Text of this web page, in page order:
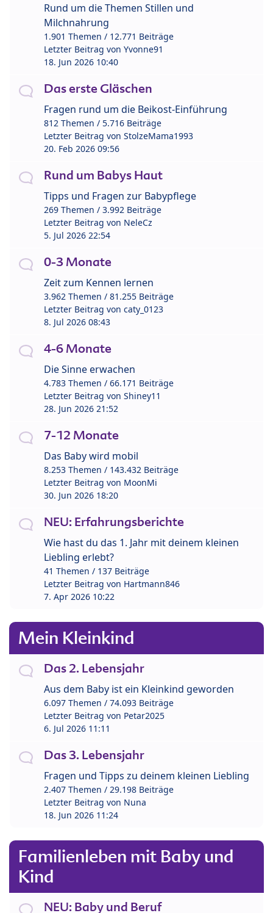
Rund um die Themen Stillen und
Milchnahrung
1.901 Themen / 12.771 Beiträge
Letzter Beitrag von Yvonne91
18. Jun 2026 10:40
Das erste Gläschen
Fragen rund um die Beikost-Einführung
812 Themen / 5.716 Beiträge
Letzter Beitrag von StolzeMama1993
20. Feb 2026 09:56
Rund um Babys Haut
Tipps und Fragen zur Babypflege
269 Themen / 3.992 Beiträge
Letzter Beitrag von NeleCz
5. Jul 2026 22:54
0-3 Monate
Zeit zum Kennen lernen
3.962 Themen / 81.255 Beiträge
Letzter Beitrag von caty_0123
8. Jul 2026 08:43
4-6 Monate
Die Sinne erwachen
4.783 Themen / 66.171 Beiträge
Letzter Beitrag von Shiney11
28. Jun 2026 21:52
7-12 Monate
Das Baby wird mobil
8.253 Themen / 143.432 Beiträge
Letzter Beitrag von MoonMi
30. Jun 2026 18:20
NEU: Erfahrungsberichte
Wie hast du das 1. Jahr mit deinem kleinen
Liebling erlebt?
41 Themen / 137 Beiträge
Letzter Beitrag von Hartmann846
7. Apr 2026 10:22
Mein Kleinkind
Das 2. Lebensjahr
Aus dem Baby ist ein Kleinkind geworden
6.097 Themen / 74.093 Beiträge
Letzter Beitrag von Petar2025
6. Jul 2026 11:11
Das 3. Lebensjahr
Fragen und Tipps zu deinem kleinen Liebling
2.407 Themen / 29.198 Beiträge
Letzter Beitrag von Nuna
18. Jun 2026 11:24
Familienleben mit Baby und
Kind
NEU: Baby und Beruf